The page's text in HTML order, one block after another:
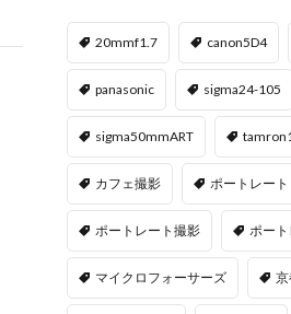
20mmf1.7 canon5D4
panasonic sigma24-105
sigma50mmART
カフェ撮影 ポートレート
ポートレート撮影 ポー
マイクロフォーサーズ